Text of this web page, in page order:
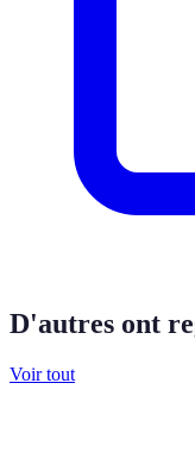
D'autres ont
Voir tout